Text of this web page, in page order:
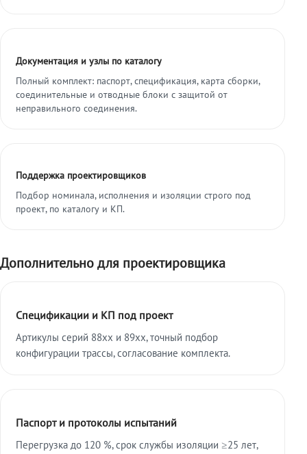
Документация и узлы по каталогу
Полный комплект: паспорт, спецификация, карта сборки,
соединительные и отводные блоки с защитой от
неправильного соединения.
Поддержка проектировщиков
Подбор номинала, исполнения и изоляции строго под
проект, по каталогу и КП.
Дополнительно для проектировщика
Спецификации и КП под проект
Артикулы серий 88xx и 89xx, точный подбор
конфигурации трассы, согласование комплекта.
Паспорт и протоколы испытаний
Перегрузка до 120 %, срок службы изоляции ≥25 лет,